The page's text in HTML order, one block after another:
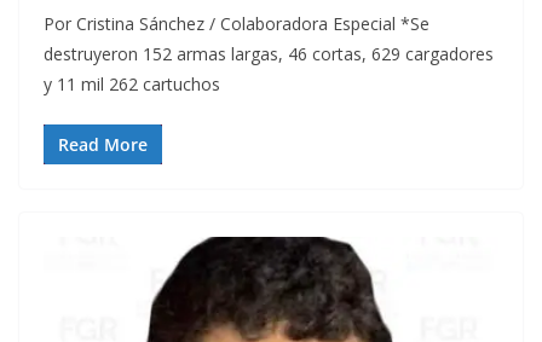
Por Cristina Sánchez / Colaboradora Especial *Se
destruyeron 152 armas largas, 46 cortas, 629 cargadores
y 11 mil 262 cartuchos
Read More